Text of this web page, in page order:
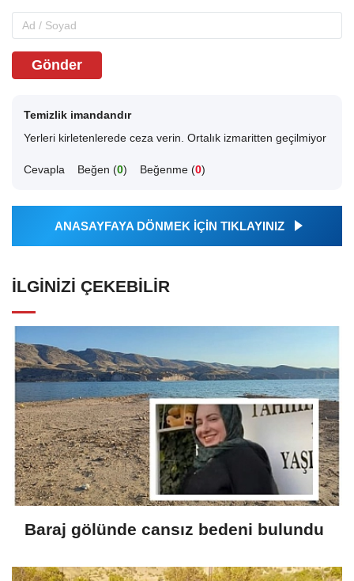
Gönder
Temizlik imandandır
Yerleri kirletenlerede ceza verin. Ortalık izmaritten geçilmiyor
Cevapla Beğen (0) Beğenme (0)
ANASAYFAYA DÖNMEK İÇİN TIKLAYINIZ
İLGINIZI ÇEKEBILIR
Baraj gölünde cansız bedeni bulundu